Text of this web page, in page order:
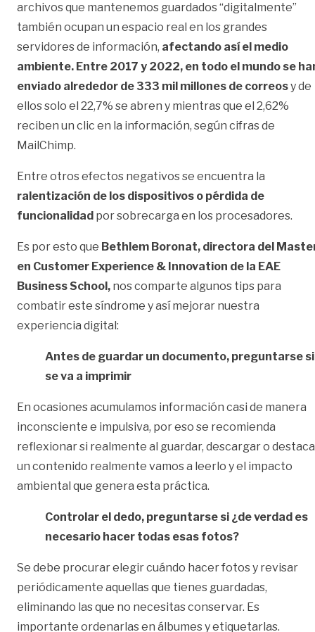
archivos que mantenemos guardados “digitalmente”
también ocupan un espacio real en los grandes
servidores de información, afectando así el medio
ambiente. Entre 2017 y 2022, en todo el mundo se
enviado alrededor de 333 mil millones de correosy de
ellos solo el 22,7% se abren y mientras que el 2,62%
reciben un clic en la información, según cifras de
MailChimp.
Entre otros efectos negativos se encuentra la
ralentización de los dispositivos o pérdida de
funcionalidad por sobrecarga en los procesadores.
Es por esto que Bethlem Boronat, directora del
en Customer Experience & Innovation de la EAE
Business School, nos comparte algunos tips para
combatir este síndrome y así mejorar nuestra
experiencia digital:
Antes de guardar un documento, preguntarse si
se va a imprimir
En ocasiones acumulamos información casi de manera
inconsciente e impulsiva, por eso se recomienda
reflexionar si realmente al guardar, descargar o
un contenido realmente vamos a leerlo y el impacto
ambiental que genera esta práctica.
Controlar el dedo, preguntarse si ¿de verdad es
necesario hacer todas esas fotos?
Se debe procurar elegir cuándo hacer fotos y revisar
periódicamente aquellas que tienes guardadas,
eliminando las que no necesitas conservar. Es
importante ordenarlas en álbumes y etiquetarlas.